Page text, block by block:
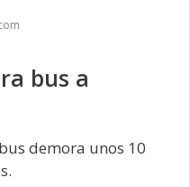
bus a
demora unos 10